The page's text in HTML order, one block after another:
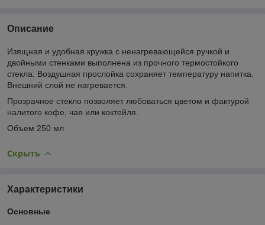
Описание
Изящная и удобная кружка с ненагревающейся ручкой и
двойными стенками выполнена из прочного термостойкого
стекла. Воздушная прослойка сохраняет температуру напитка.
Внешний слой не нагревается.
Прозрачное стекло позволяет любоваться цветом и фактурой
налитого кофе, чая или коктейля.
Объем 250 мл
Скрыть
Характеристики
Основные